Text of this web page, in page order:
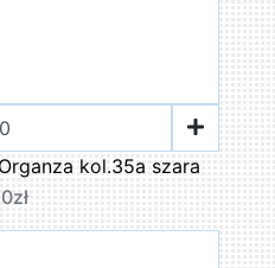
kol.35a szara